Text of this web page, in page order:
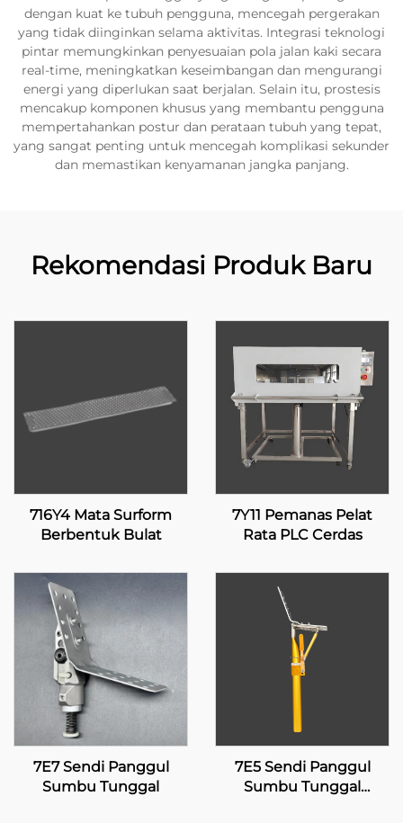
dengan kuat ke tubuh pengguna, mencegah pergerakan
yang tidak diinginkan selama aktivitas. Integrasi teknologi
pintar memungkinkan penyesuaian pola jalan kaki secara
real-time, meningkatkan keseimbangan dan mengurangi
energi yang diperlukan saat berjalan. Selain itu, prostesis
mencakup komponen khusus yang membantu pengguna
mempertahankan postur dan perataan tubuh yang tepat,
yang sangat penting untuk mencegah komplikasi sekunder
dan memastikan kenyamanan jangka panjang.
Rekomendasi Produk Baru
716Y4 Mata Surform
Berbentuk Bulat
7Y11 Pemanas Pelat
Rata PLC Cerdas
7E7 Sendi Panggul
Sumbu Tunggal
7E5 Sendi Panggul
Sumbu Tunggal